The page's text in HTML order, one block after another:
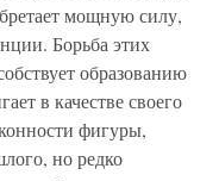
мощную силу,
Борьба этих
образованию
в качестве своего
фигуры,
но редко